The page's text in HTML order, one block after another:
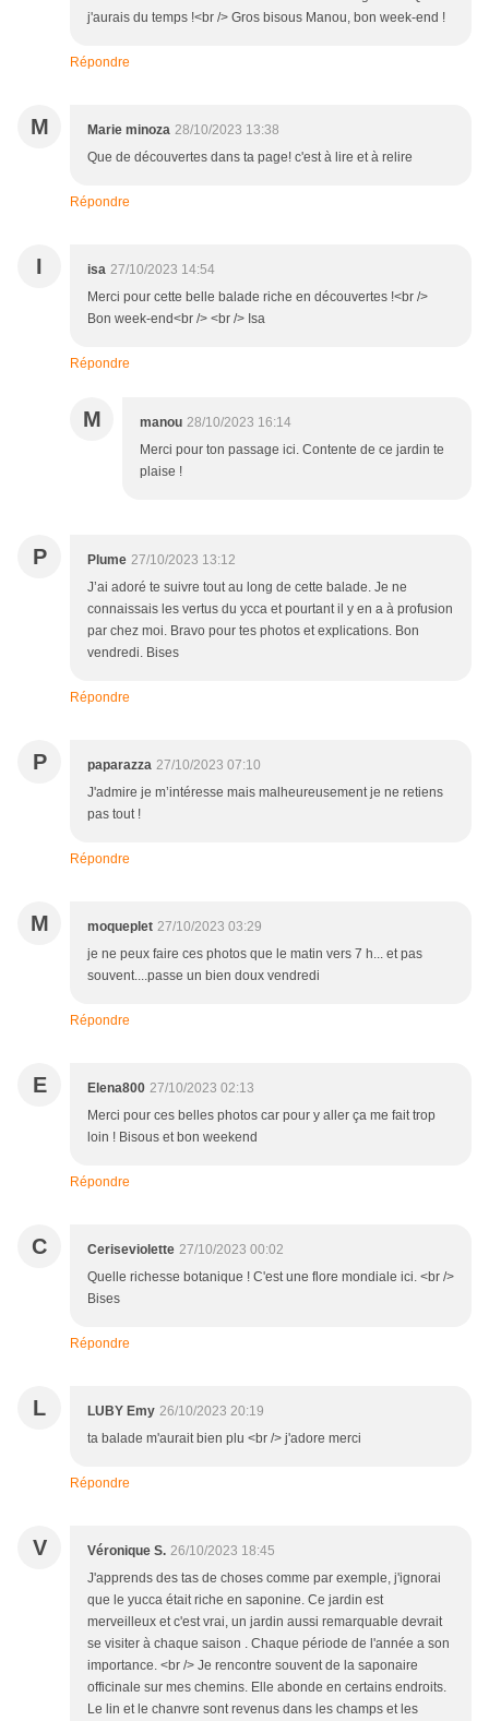
j'aurais du temps !<br /> Gros bisous Manou, bon week-end !
Répondre
M Marie minoza 28/10/2023 13:38
Que de découvertes dans ta page! c'est à lire et à relire
Répondre
I isa 27/10/2023 14:54
Merci pour cette belle balade riche en découvertes !<br />
Bon week-end<br /> <br /> Isa
Répondre
M manou 28/10/2023 16:14
Merci pour ton passage ici. Contente de ce jardin te
plaise !
P Plume 27/10/2023 13:12
J’ai adoré te suivre tout au long de cette balade. Je ne
connaissais les vertus du ycca et pourtant il y en a à profusion
par chez moi. Bravo pour tes photos et explications. Bon
vendredi. Bises
Répondre
P paparazza 27/10/2023 07:10
J'admire je m’intéresse mais malheureusement je ne retiens
pas tout !
Répondre
M moqueplet 27/10/2023 03:29
je ne peux faire ces photos que le matin vers 7 h... et pas
souvent....passe un bien doux vendredi
Répondre
E Elena800 27/10/2023 02:13
Merci pour ces belles photos car pour y aller ça me fait trop
loin ! Bisous et bon weekend
Répondre
C Ceriseviolette 27/10/2023 00:02
Quelle richesse botanique ! C'est une flore mondiale ici. <br />
Bises
Répondre
L LUBY Emy 26/10/2023 20:19
ta balade m'aurait bien plu <br /> j'adore merci
Répondre
V Véronique S. 26/10/2023 18:45
J'apprends des tas de choses comme par exemple, j'ignorai
que le yucca était riche en saponine. Ce jardin est
merveilleux et c'est vrai, un jardin aussi remarquable devrait
se visiter à chaque saison . Chaque période de l'année a son
importance. <br /> Je rencontre souvent de la saponaire
officinale sur mes chemins. Elle abonde en certains endroits.
Le lin et le chanvre sont revenus dans les champs et les